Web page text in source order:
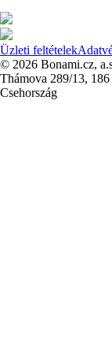
Üzleti feltételek
© 2026 Bonami.cz,
Thámova 289/13, 186
Csehország